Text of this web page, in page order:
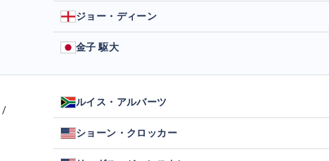
ジョー・ディーン
金子 駆大
/
ルイス・アルバーツ
ショーン・クロッカー